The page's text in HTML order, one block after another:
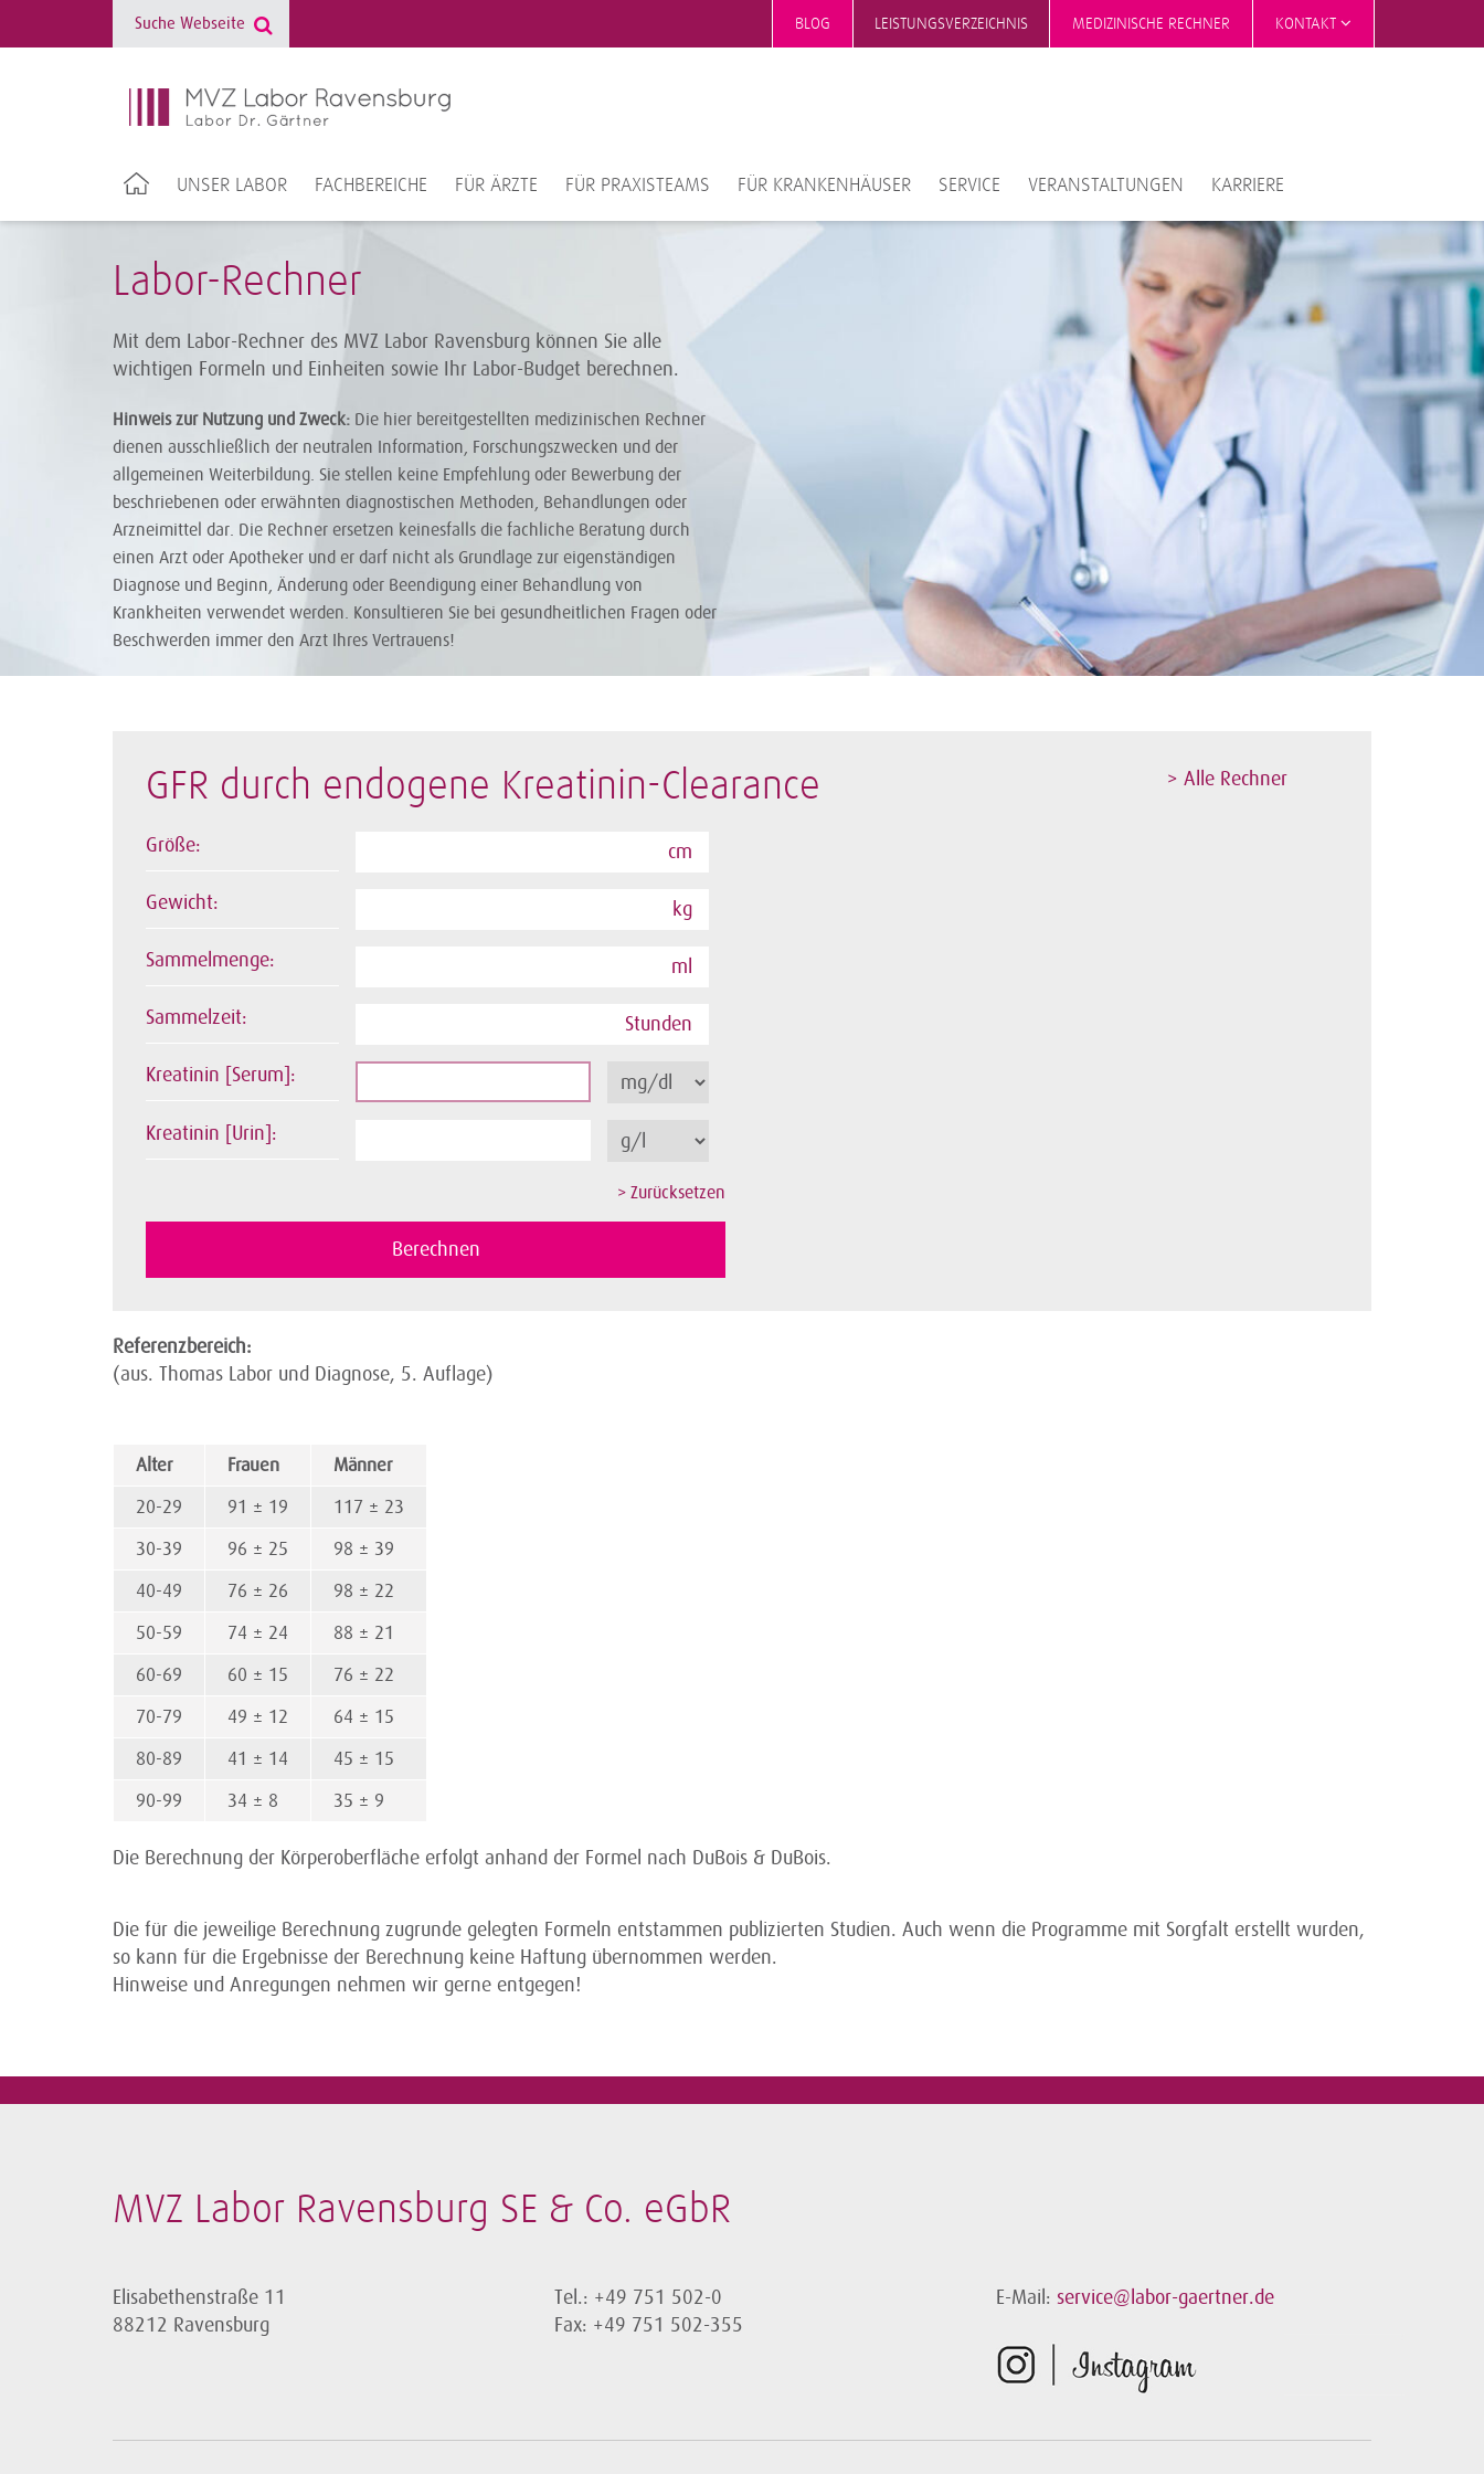
BLOG LEISTUNGSVERZEICHNIS MEDIZINISCHE RECHNER KONTAKT
UNSER LABOR FACHBEREICHE FÜR ÄRZTE FÜR PRAXISTEAMS FÜR KRANKENHÄUSER SERVICE VERANSTALTUNGEN KARRIERE
Labor-Rechner
Mit dem Labor-Rechner des MVZ Labor Ravensburg können Sie alle
wichtigen Formeln und Einheiten sowie Ihr Labor-Budget berechnen.
Hinweis zur Nutzung und Zweck: Die hier bereitgestellten medizinischen Rechner
dienen ausschließlich der neutralen Information, Forschungszwecken und der
allgemeinen Weiterbildung. Sie stellen keine Empfehlung oder Bewerbung der
beschriebenen oder erwähnten diagnostischen Methoden, Behandlungen oder
Arzneimittel dar. Die Rechner ersetzen keinesfalls die fachliche Beratung durch
einen Arzt oder Apotheker und er darf nicht als Grundlage zur eigenständigen
Diagnose und Beginn, Änderung oder Beendigung einer Behandlung von
Krankheiten verwendet werden. Konsultieren Sie bei gesundheitlichen Fragen oder
Beschwerden immer den Arzt Ihres Vertrauens!
GFR durch endogene Kreatinin-Clearance > Alle Rechner
Größe: cm
Gewicht: kg
Sammelmenge: ml
Sammelzeit: Stunden
Kreatinin [Serum]:
Kreatinin [Urin]:
Referenzbereich:
(aus. Thomas Labor und Diagnose, 5. Auflage)
Alter Frauen
Männer
20-29
91 ± 19
117 ± 23
30-39
96 ± 25
98 ± 39
40-49
76 ± 26
98 ± 22
50-59
74 ± 24
88 ± 21
60-69
60 ± 15
76 ± 22
70-79
49 ± 12
64 ± 15
80-89
41 ± 14
45 ± 15
90-99
34 ± 8 35 ± 9
Die Berechnung der Körperoberfläche erfolgt anhand der Formel nach DuBois & DuBois.
Die für die jeweilige Berechnung zugrunde gelegten Formeln entstammen publizierten Studien. Auch wenn die Programme mit Sorgfalt erstellt wurden,
so kann für die Ergebnisse der Berechnung keine Haftung übernommen werden.
Hinweise und Anregungen nehmen wir gerne entgegen!
MVZ Labor Ravensburg SE & Co. eGbR
Elisabethenstraße 11
88212 Ravensburg
Tel.: +49 751 502-0
Fax: +49 751 502-355
E-Mail: service@labor-gaertner.de